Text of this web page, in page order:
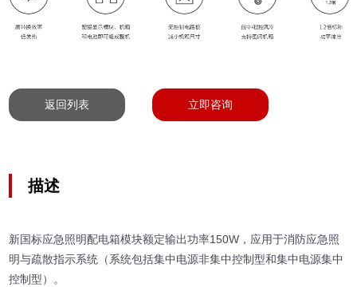
返回列表 立即咨询
描述
新国标应急照明配电箱模块额定输出功率150W，应用于消防应急照
明与疏散指示系统（系统包括集中电源非集中控制型和集中电源集中
控制型）。